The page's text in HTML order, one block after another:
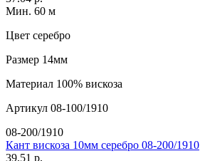
Мин. 60 м
Цвет серебро
Размер 14мм
Материал 100% вискоза
Артикул 08-100/1910
08-200/1910
Кант вискоза 10мм серебро 08-200/1910
39.51 р.